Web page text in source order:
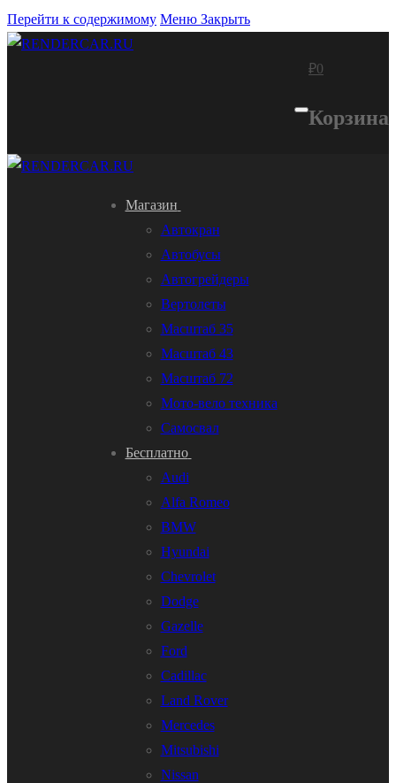
Перейти к содержимому Меню Закрыть
₽0
Корзина
Магазин
Автокран
Автобусы
Автогрейдеры
Вертолеты
Масштаб 35
Масштаб 43
Масштаб 72
Мото-вело техника
Самосвал
Бесплатно
Audi
Alfa Romeo
BMW
Hyundai
Chevrolet
Dodge
Gazelle
Ford
Cadillac
Land Rover
Mercedes
Mitsubishi
Nissan